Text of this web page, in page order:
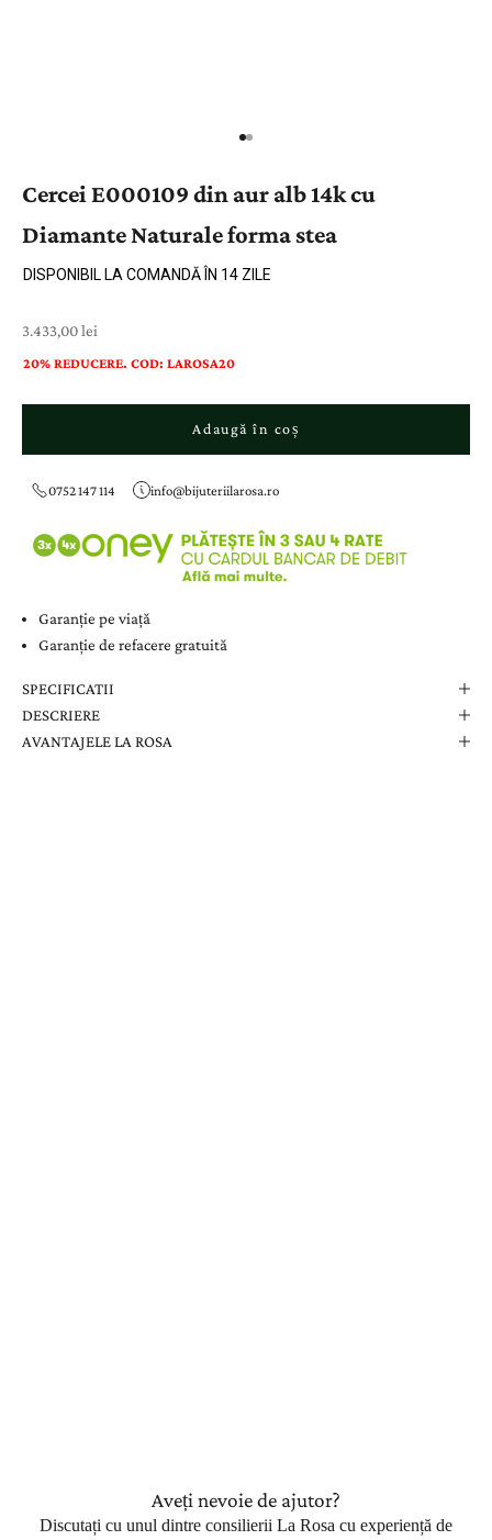
Cercei E000109 din aur alb 14k cu
Diamante Naturale forma stea
DISPONIBIL LA COMANDĂ ÎN 14 ZILE
Preț cu reducere
3.433,00 lei
20% REDUCERE. COD: LAROSA20
Adaugă în coș
0752 147 114 info@bijuteriilarosa.ro
Garanție pe viață
Garanție de refacere gratuită
SPECIFICATII
DESCRIERE
AVANTAJELE LA ROSA
Aveți nevoie de ajutor?
Discutați cu unul dintre consilierii La Rosa cu experiență de